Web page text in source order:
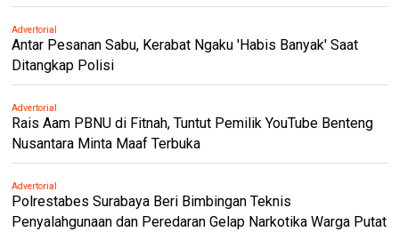
Advertorial
Antar Pesanan Sabu, Kerabat Ngaku 'Habis Banyak' Saat
Ditangkap Polisi
Advertorial
Rais Aam PBNU di Fitnah, Tuntut Pemilik YouTube Benteng
Nusantara Minta Maaf Terbuka
Advertorial
Polrestabes Surabaya Beri Bimbingan Teknis
Penyalahgunaan dan Peredaran Gelap Narkotika Warga Putat